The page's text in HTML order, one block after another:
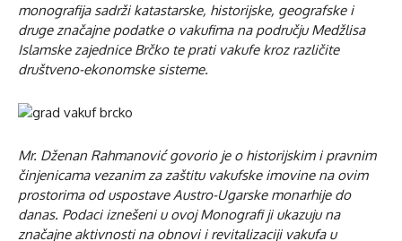
monografija sadrži katastarske, historijske, geografske i
druge značajne podatke o vakufima na području Medžlisa
Islamske zajednice Brčko te prati vakufe kroz različite
društveno-ekonomske sisteme.
Mr. Dženan Rahmanović govorio je o historijskim i pravnim
činjenicama vezanim za zaštitu vakufske imovine na ovim
prostorima od uspostave Austro-Ugarske monarhije do
danas. Podaci iznešeni u ovoj Monografi ji ukazuju na
značajne aktivnosti na obnovi i revitalizaciji vakufa u